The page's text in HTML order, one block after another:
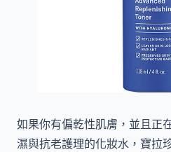
如果你有偏乾性肌膚，並且正
濕與抗老護理的化妝水，寶拉